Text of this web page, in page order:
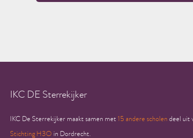
IKC DE Sterrekijker
IKC De Sterrekijker maakt samen met 15 andere scholen deel uit
Stichting H3O in Dordrecht.